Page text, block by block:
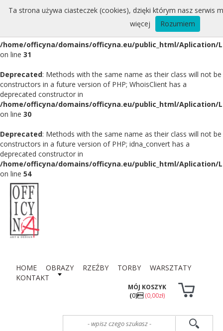
Deprecated: Methods with the same name as their class will not be
constructors in a future version of PHP; Whois has a deprecated
constructor in
/home/officyna/domains/officyna.eu/public_html/Aplication/
on line 31
Deprecated: Methods with the same name as their class will not be
constructors in a future version of PHP; WhoisClient has a
deprecated constructor in
/home/officyna/domains/officyna.eu/public_html/Aplication/
on line 30
Deprecated: Methods with the same name as their class will not be
constructors in a future version of PHP; idna_convert has a
deprecated constructor in
/home/officyna/domains/officyna.eu/public_html/Aplication/
on line 54
HOME OBRAZY RZEŹBY TORBY
WARSZTATY
KONTAKT
MÓJ KOSZYK
(0)(0,00zł)
Ta strona używa ciasteczek (cookies), dzięki którym nasz serwis
więcej
Rozumiem